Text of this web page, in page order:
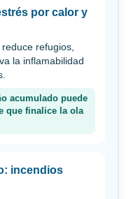
por calor y
refugios,
la inflamabilidad
acumulado puede
que finalice la ola
incendios